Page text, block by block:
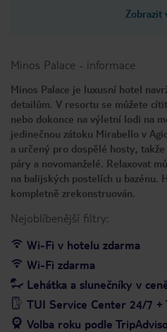
Zobrazit
Minos Palace - informace
Minos Palace je luxusní hotel
detailům. V resortu se můžete
nebo dokonce na výletní lodi na
jedinečnou zátoku Mirabello v
a určený pro dospělé hosty,
páry a novomanželé. Relaxovat
na balijských postelích u bazénu.
kompletně zrekonstruován.
Nejoblíbenější filtry:
Wi-Fi v hotelu zdarma
Wi-Fi zdarma
Lehátka a slunečníky v
TUI Service Center 24/7 +
Volba roku podle